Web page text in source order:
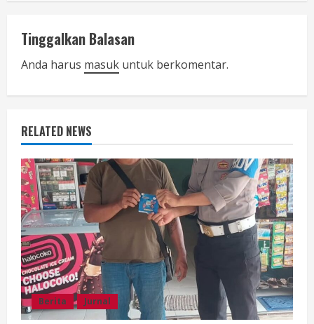
n
u
e
R
e
a
d
i
n
g
Tinggalkan Balasan
Anda harus masuk untuk berkomentar.
RELATED NEWS
Berita Jurnal